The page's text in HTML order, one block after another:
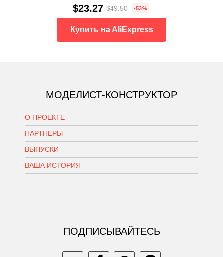
$23.27 $49.50 -53%
Купить на AliExpress
МОДЕЛИСТ-КОНСТРУКТОР
О ПРОЕКТЕ
ПАРТНЕРЫ
ВЫПУСКИ
ВАША ИСТОРИЯ
ПОДПИСЫВАЙТЕСЬ